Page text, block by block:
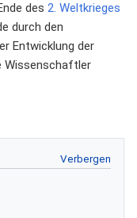
des 2. Weltkrieges
durch den
Entwicklung der
Wissenschaftler